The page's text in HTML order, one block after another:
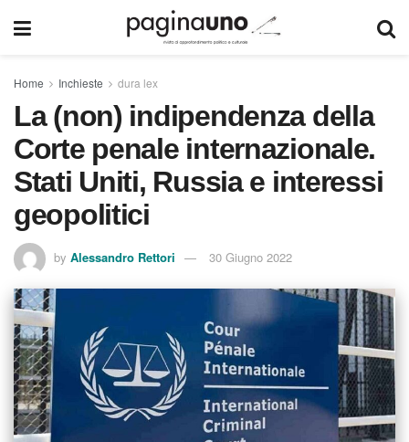
Home Inchieste dura lex
La (non) indipendenza della
Corte penale internazionale.
Stati Uniti, Russia e interessi
geopolitici
by Alessandro Rettori 30 Giugno 2022